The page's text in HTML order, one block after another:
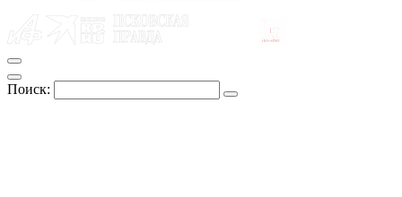
Поиск: